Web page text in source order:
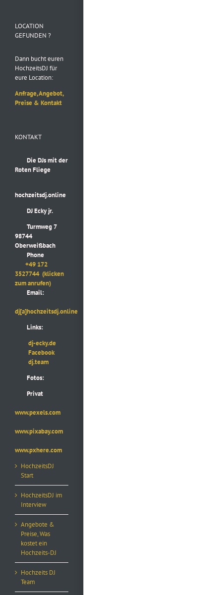
LOCATION
GEFUNDEN ?
Dann bucht euren
HochzeitsDJ für
eure Location:
Anfrage, Angebot,
Preise & Kontakt
KONTAKT
Die DJs mit der
Roten Fliege
hochzeitsdj.online
DJ Ecky jr.
Turmweg 7
98744
Oberweißbach
Phone
+49 172
3527744 (klicken
zum anrufen)
Email:
dj[a]hochzeitsdj.online
Links:
dj-ecky.de
Facebook
dj.team
Fotos:
Privat
www.pexels.com
www.pixabay.com
www.pxhere.com
HochzeitsDJ
Start
HochzeitsDJ im
Interview
Angebote &
Preise, Was
kostet ein
Hochzeits-DJ
Hochzeits DJ
Team